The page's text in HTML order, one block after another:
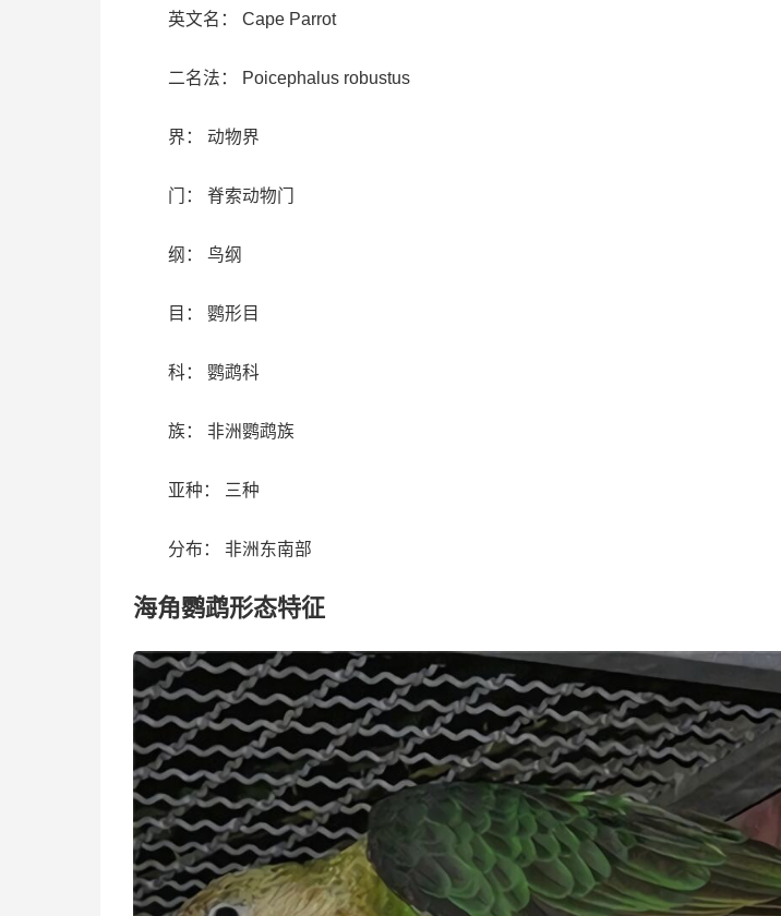
英文名： Cape Parrot
二名法： Poicephalus robustus
界： 动物界
门： 脊索动物门
纲： 鸟纲
目： 鹦形目
科： 鹦鹉科
族： 非洲鹦鹉族
亚种： 三种
分布： 非洲东南部
海角鹦鹉形态特征